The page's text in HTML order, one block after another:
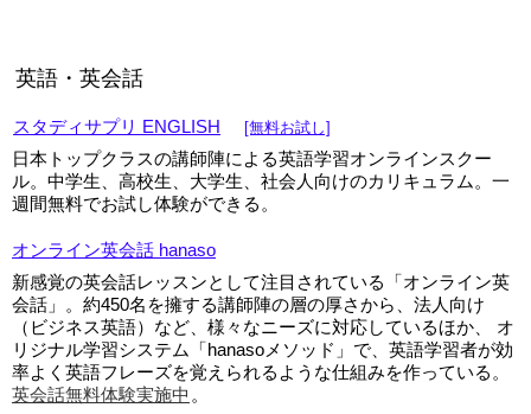
英語・英会話
スタディサプリ ENGLISH [無料お試し]
日本トップクラスの講師陣による英語学習オンラインスクー
ル。中学生、高校生、大学生、社会人向けのカリキュラム。一
週間無料でお試し体験ができる。
オンライン英会話 hanaso
新感覚の英会話レッスンとして注目されている「オンライン英
会話」。約450名を擁する講師陣の層の厚さから、法人向け
（ビジネス英語）など、様々なニーズに対応しているほか、 オ
リジナル学習システム「hanasoメソッド」で、英語学習者が効
率よく英語フレーズを覚えられるような仕組みを作っている。
英会話無料体験実施中 。